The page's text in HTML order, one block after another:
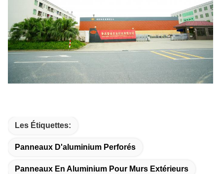
Les Étiquettes:
Panneaux D'aluminium Perforés
Panneaux En Aluminium Pour Murs Extérieurs